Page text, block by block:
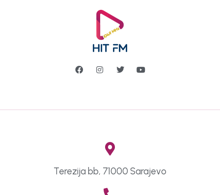
Terezija bb, 71000 Sarajevo